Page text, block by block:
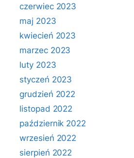
czerwiec 2023
maj 2023
kwiecień 2023
marzec 2023
luty 2023
styczeń 2023
grudzień 2022
listopad 2022
październik 2022
wrzesień 2022
sierpień 2022